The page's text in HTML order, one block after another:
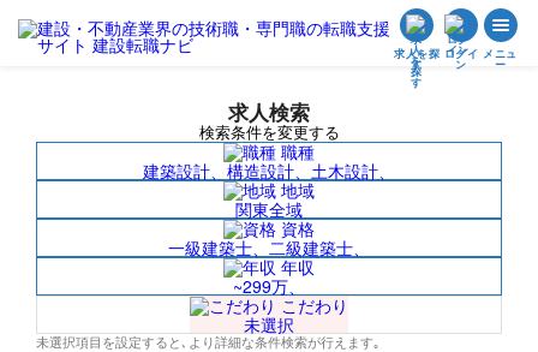
求人を探
す
ログイ
ン
メニュ
ー
求人検索
検索条件を変更する
職種
建築設計、構造設計、土木設計、
地域
関東全域
資格
一級建築士、二級建築士、
年収
~299万、
こだわり
未選択
未選択項目を設定すると､より詳細な条件検索が行えます｡
コンストラクションマネジメント（Ｃ
Ｍ）/北米の求人検索結果一覧